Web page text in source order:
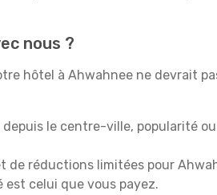
nous ?
hôtel à Ahwahnee ne devrait
le centre-ville, popularité
de réductions limitées pour
est celui que vous payez.